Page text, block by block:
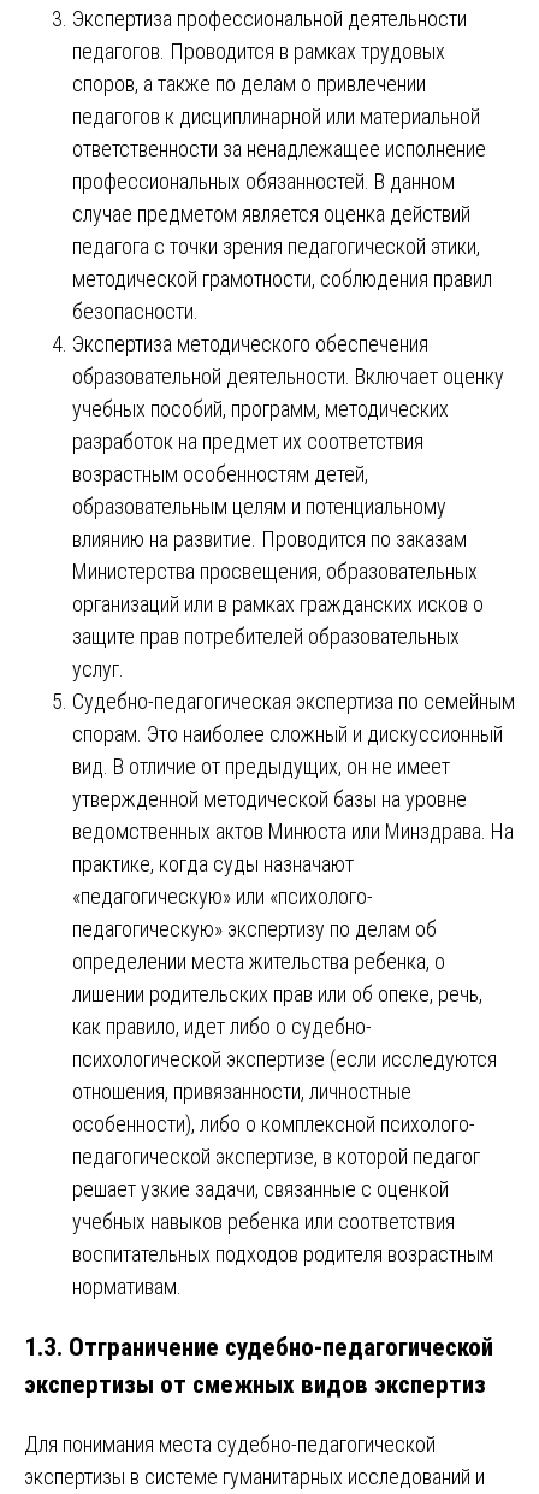
Экспертиза профессиональной деятельности
педагогов. Проводится в рамках трудовых
споров, а также по делам о привлечении
педагогов к дисциплинарной или материальной
ответственности за ненадлежащее исполнение
профессиональных обязанностей. В данном
случае предметом является оценка действий
педагога с точки зрения педагогической этики,
методической грамотности, соблюдения правил
безопасности.
Экспертиза методического обеспечения
образовательной деятельности. Включает оценку
учебных пособий, программ, методических
разработок на предмет их соответствия
возрастным особенностям детей,
образовательным целям и потенциальному
влиянию на развитие. Проводится по заказам
Министерства просвещения, образовательных
организаций или в рамках гражданских исков о
защите прав потребителей образовательных
услуг.
Судебно-педагогическая экспертиза по семейным
спорам. Это наиболее сложный и дискуссионный
вид. В отличие от предыдущих, он не имеет
утвержденной методической базы на уровне
ведомственных актов Минюста или Минздрава. На
практике, когда суды назначают
«педагогическую» или «психолого-
педагогическую» экспертизу по делам об
определении места жительства ребенка, о
лишении родительских прав или об опеке, речь,
как правило, идет либо о судебно-
психологической экспертизе (если исследуются
отношения, привязанности, личностные
особенности), либо о комплексной психолого-
педагогической экспертизе, в которой педагог
решает узкие задачи, связанные с оценкой
учебных навыков ребенка или соответствия
воспитательных подходов родителя возрастным
нормативам.
1.3. Отграничение судебно-педагогической
экспертизы от смежных видов экспертиз
Для понимания места судебно-педагогической
экспертизы в системе гуманитарных исследований и